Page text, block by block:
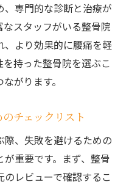
用の考慮
治療に与える影響
徴
るポジティブな影響
活改善の事例
の軽減効果
に与える影響
専門的な診断と治療が
スタッフがいる整骨院
、より効果的に腰痛を軽
持った整骨院を選ぶこ
がります。
チェックリスト
、失敗を避けるための
重要です。まず、整骨
レビューで確認するこ